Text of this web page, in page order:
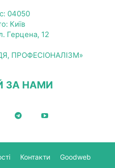
04050
Київ
Герцена, 12
ПРОФЕСІОНАЛІЗМ»
ЗА НАМИ
Контакти Goodweb